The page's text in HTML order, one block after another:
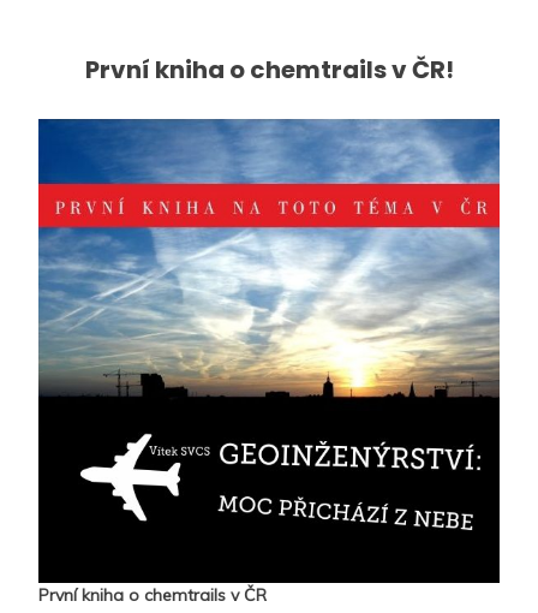
První kniha o chemtrails v ČR!
První kniha o chemtrails v ČR